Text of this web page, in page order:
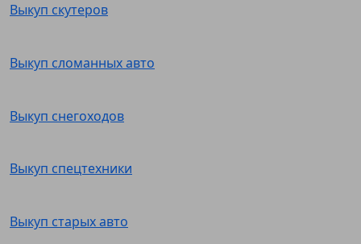
Выкуп скутеров
Выкуп сломанных авто
Выкуп снегоходов
Выкуп спецтехники
Выкуп старых авто